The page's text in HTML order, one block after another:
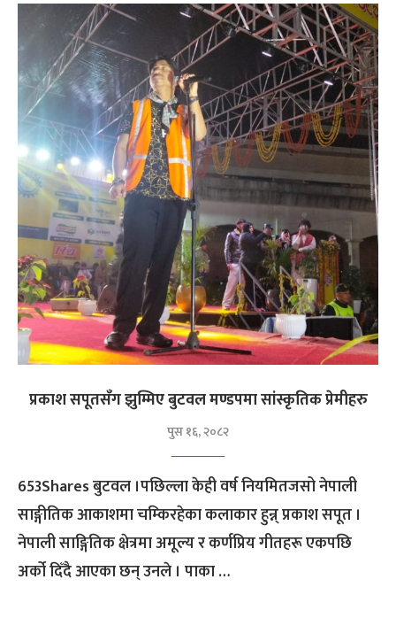
प्रकाश सपूतसँग झुम्मिए बुटवल मण्डपमा सांस्कृतिक प्रेमीहरु
पुस १६, २०८२
653Shares बुटवल ।पछिल्ला केही वर्ष नियमितजसो नेपाली
साङ्गीतिक आकाशमा चम्किरहेका कलाकार हुन्न् प्रकाश सपूत ।
नेपाली साङ्गितिक क्षेत्रमा अमूल्य र कर्णप्रिय गीतहरू एकपछि
अर्को दिँदै आएका छन् उनले । पाका …